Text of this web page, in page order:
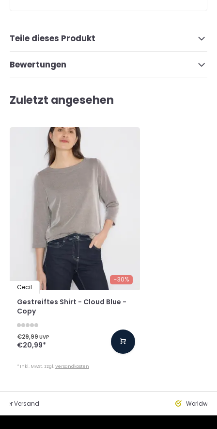
Teile dieses Produkt
Bewertungen
Zuletzt angesehen
-30%
Cecil
Gestreiftes Shirt - Cloud Blue -
Copy
€29,99UVP
€20,99*
* Inkl. MwSt. zzgl.Versandkosten
Versand